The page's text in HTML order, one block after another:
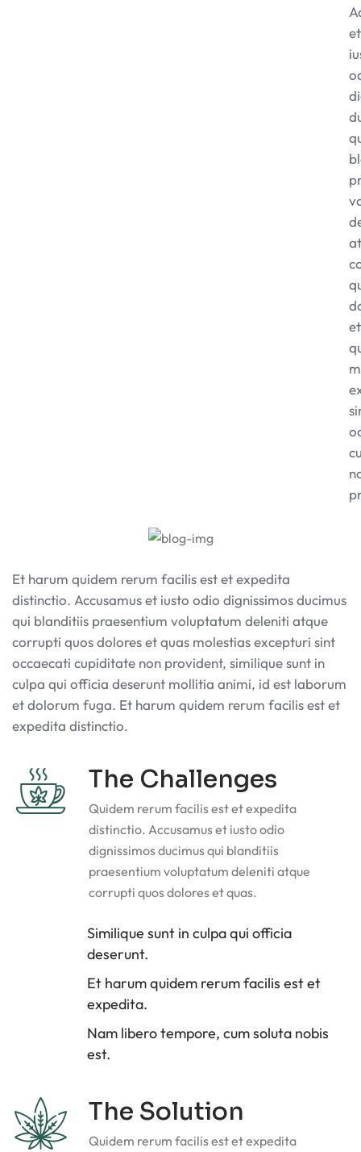
et
et
Et harum quidem rerum facilis est et expedita
distinctio. Accusamus et iusto odio dignissimos ducimus
qui blanditiis praesentium voluptatum deleniti atque
corrupti quos dolores et quas molestias excepturi sint
occaecati cupiditate non provident, similique sunt in
culpa qui officia deserunt mollitia animi, id est laborum
et dolorum fuga. Et harum quidem rerum facilis est et
expedita distinctio.
The Challenges
Quidem rerum facilis est et expedita
distinctio. Accusamus et iusto odio
dignissimos ducimus qui blanditiis
praesentium voluptatum deleniti atque
corrupti quos dolores et quas.
Similique sunt in culpa qui officia
deserunt.
Et harum quidem rerum facilis est et
expedita.
Nam libero tempore, cum soluta nobis
est.
The Solution
Quidem rerum facilis est et expedita